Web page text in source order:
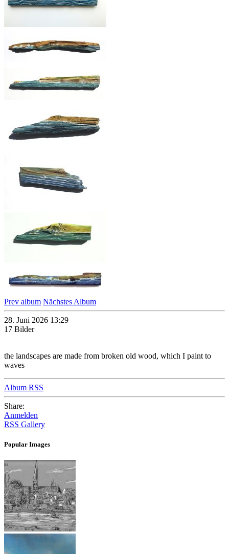
Prev album Nächstes Album
28. Juni 2026 13:29
17 Bilder
the landscapes are made from broken old wood, which I paint to
waves
Album RSS
Share:
Anmelden
RSS Gallery
Popular Images